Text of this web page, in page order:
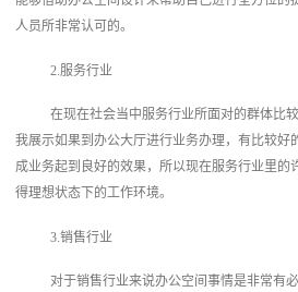
人员所非常认可的。
2.服务行业
在现在社会当中服务行业所面对的群体比
我展示如果到办公大厅进行业务办理，有比较
成业务起到良好的效果，所以现在服务行业里
得理想状态下的工作环境。
3.销售行业
对于销售行业来说办公空间事情是非常有